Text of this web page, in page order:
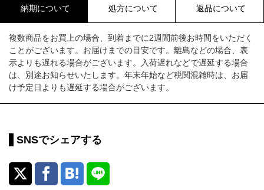
納期について 処方について 返品について
複数商品をお買上の場合、到着までに2週間前後お時間をいただく
ことがございます。お届けまでの目安です。離島などの場合、表
示よりも遅れる場合がございます。入荷遅れなどで遅延する場合
は、別途お知らせいたします。年末年始など税関混雑時は、お届
け予定日よりも遅延する場合がございます。
SNSでシェアする